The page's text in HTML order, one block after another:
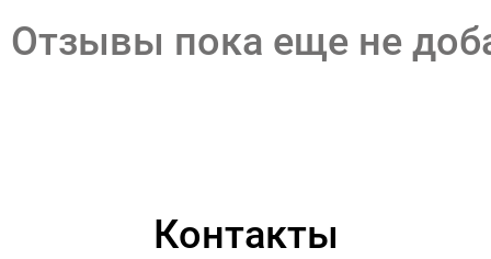
Отзывы пока еще не
Контакты